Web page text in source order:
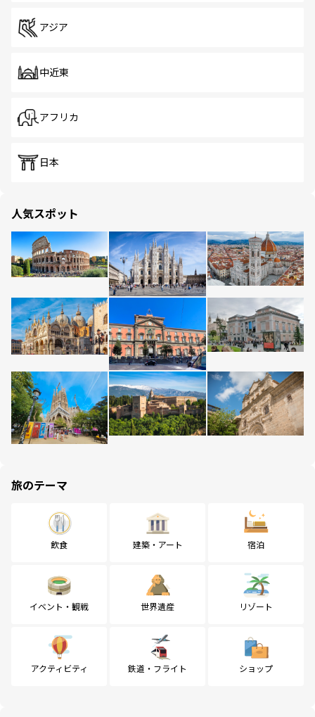
アジア
中近東
アフリカ
日本
人気スポット
旅のテーマ
飲食 建築・アート 宿泊
イベント・観戦 世界遺産 リゾート
アクティビティ 鉄道・フライト ショップ